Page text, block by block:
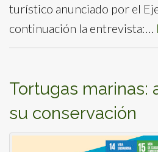
turístico anunciado por el
continuación la entrevista:…
Tortugas marinas:
su conservación